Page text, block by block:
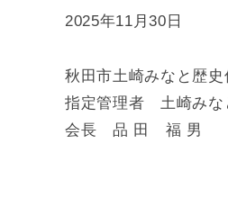
2025年11月30日
秋田市土崎みなと歴史
指定管理者 土崎みな
会長 品 田 福 男